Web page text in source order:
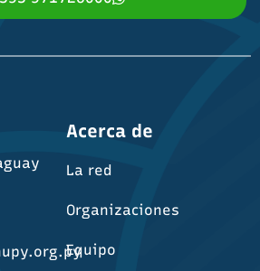
Acerca de
La red
Organizaciones
Equipo